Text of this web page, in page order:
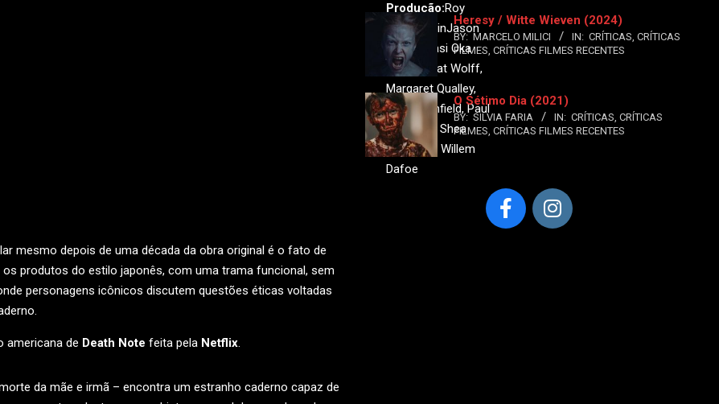
Produção:Roy
LeeDan, LinJason
Hoffs, Masi Oka
Elenco:
Nat Wolff,
Margaret Qualley,
Keith Stanfield, Paul
Nakauchi, Shea
Whigham, Willem
Dafoe
mesmo depois de uma década da obra original é o fato de
produtos do estilo japonês, com uma trama funcional, sem
personagens icônicos discutem questões éticas voltadas
americana de Death Note feita pela Netflix.
da mãe e irmã – encontra um estranho caderno capaz de
Heresy / Witte Wieven (2024)
BY: MARCELO MILICI IN: CRÍTICAS, CRÍTICAS
FILMES, CRÍTICAS FILMES RECENTES
O Sétimo Dia (2021)
BY: SILVIA FARIA IN: CRÍTICAS, CRÍTICAS
FILMES, CRÍTICAS FILMES RECENTES